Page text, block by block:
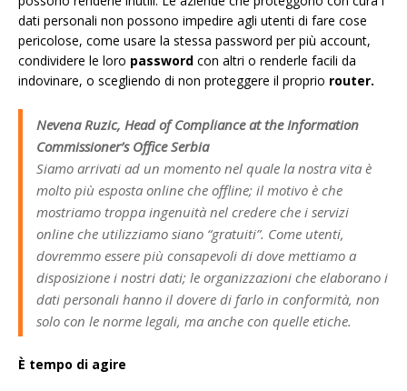
dati personali non possono impedire agli utenti di fare cose
pericolose, come usare la stessa password per più account,
condividere le loro password con altri o renderle facili da
indovinare, o scegliendo di non proteggere il proprio router.
Nevena Ruzic, Head of Compliance at the Information
Commissioner’s Office Serbia
Siamo arrivati ad un momento nel quale la nostra vita è
molto più esposta online che offline; il motivo è che
mostriamo troppa ingenuità nel credere che i servizi
online che utilizziamo siano “gratuiti”. Come utenti,
dovremmo essere più consapevoli di dove mettiamo a
disposizione i nostri dati; le organizzazioni che elaborano i
dati personali hanno il dovere di farlo in conformità, non
solo con le norme legali, ma anche con quelle etiche.
È tempo di agire